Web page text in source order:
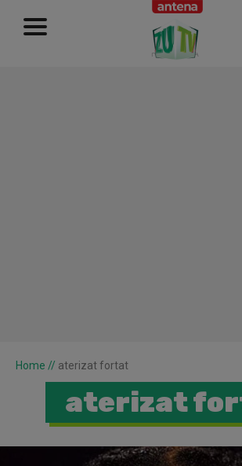
RECLAMĂ
Home // aterizat fortat
aterizat